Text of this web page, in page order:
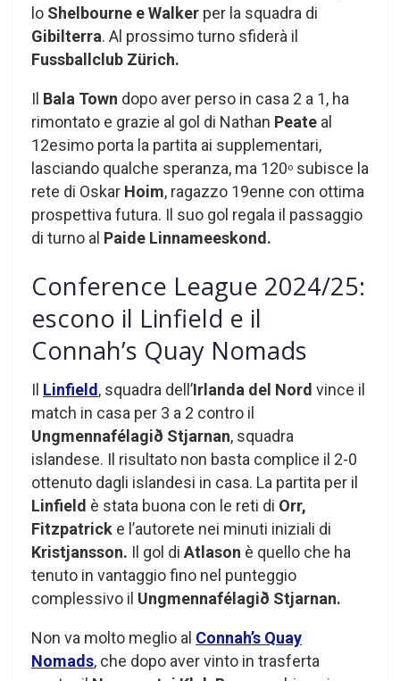
lo Shelbourne e Walker per la squadra di
Gibilterra. Al prossimo turno sfiderà il
Fussballclub Zürich.
Il Bala Town dopo aver perso in casa 2 a 1, ha
rimontato e grazie al gol di Nathan Peate al
12esimo porta la partita ai supplementari,
lasciando qualche speranza, ma 120o subisce la
rete di Oskar Hoim, ragazzo 19enne con ottima
prospettiva futura. Il suo gol regala il passaggio
di turno al Paide Linnameeskond.
Conference League 2024/25:
escono il Linfield e il
Connah’s Quay Nomads
Il Linfield , squadra dell’Irlanda del Nord vince il
match in casa per 3 a 2 contro il
Ungmennafélagið Stjarnan, squadra
islandese. Il risultato non basta complice il 2-0
ottenuto dagli islandesi in casa. La partita per il
Linfield è stata buona con le reti di Orr,
Fitzpatrick e l’autorete nei minuti iniziali di
Kristjansson. Il gol di Atlason è quello che ha
tenuto in vantaggio fino nel punteggio
complessivo il Ungmennafélagið Stjarnan.
Non va molto meglio al Connah’s Quay
Nomads, che dopo aver vinto in trasferta